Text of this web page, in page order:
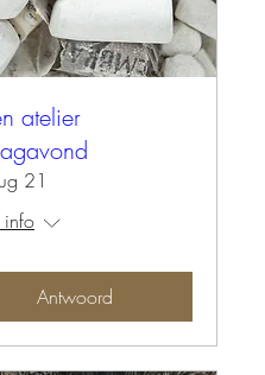
atelier
21
Antwoord